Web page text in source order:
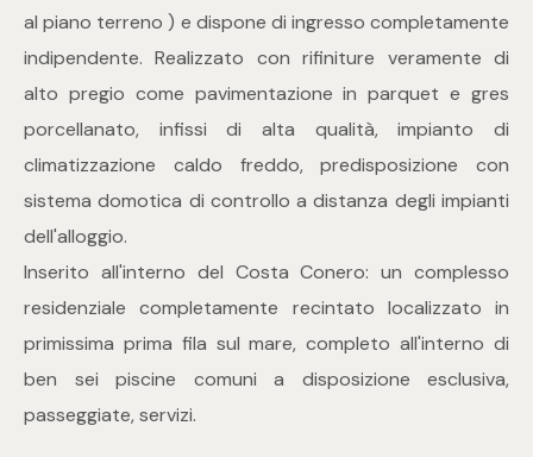
al piano terreno ) e dispone di ingresso completamente
indipendente. Realizzato con rifiniture veramente di
alto pregio come pavimentazione in parquet e gres
porcellanato, infissi di alta qualità, impianto di
climatizzazione caldo freddo, predisposizione con
sistema domotica di controllo a distanza degli impianti
dell'alloggio.
Inserito all'interno del Costa Conero: un complesso
residenziale completamente recintato localizzato in
primissima prima fila sul mare, completo all'interno di
ben sei piscine comuni a disposizione esclusiva,
passeggiate, servizi.
Qualsiasi
1
2